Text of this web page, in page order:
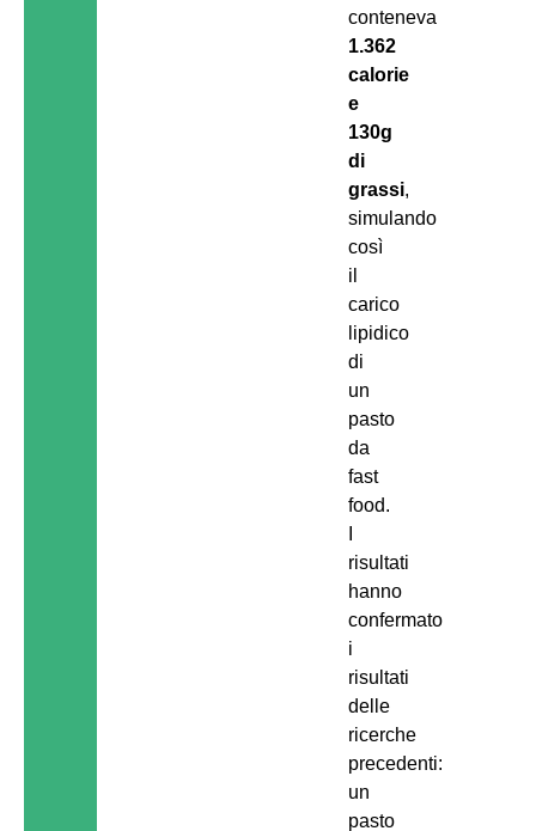
conteneva
1.362
calorie
e
130g
di
grassi,
simulando
così
il
carico
lipidico
di
un
pasto
da
fast
food.
risultati
hanno
confermato
i
risultati
delle
ricerche
precedenti:
un
pasto